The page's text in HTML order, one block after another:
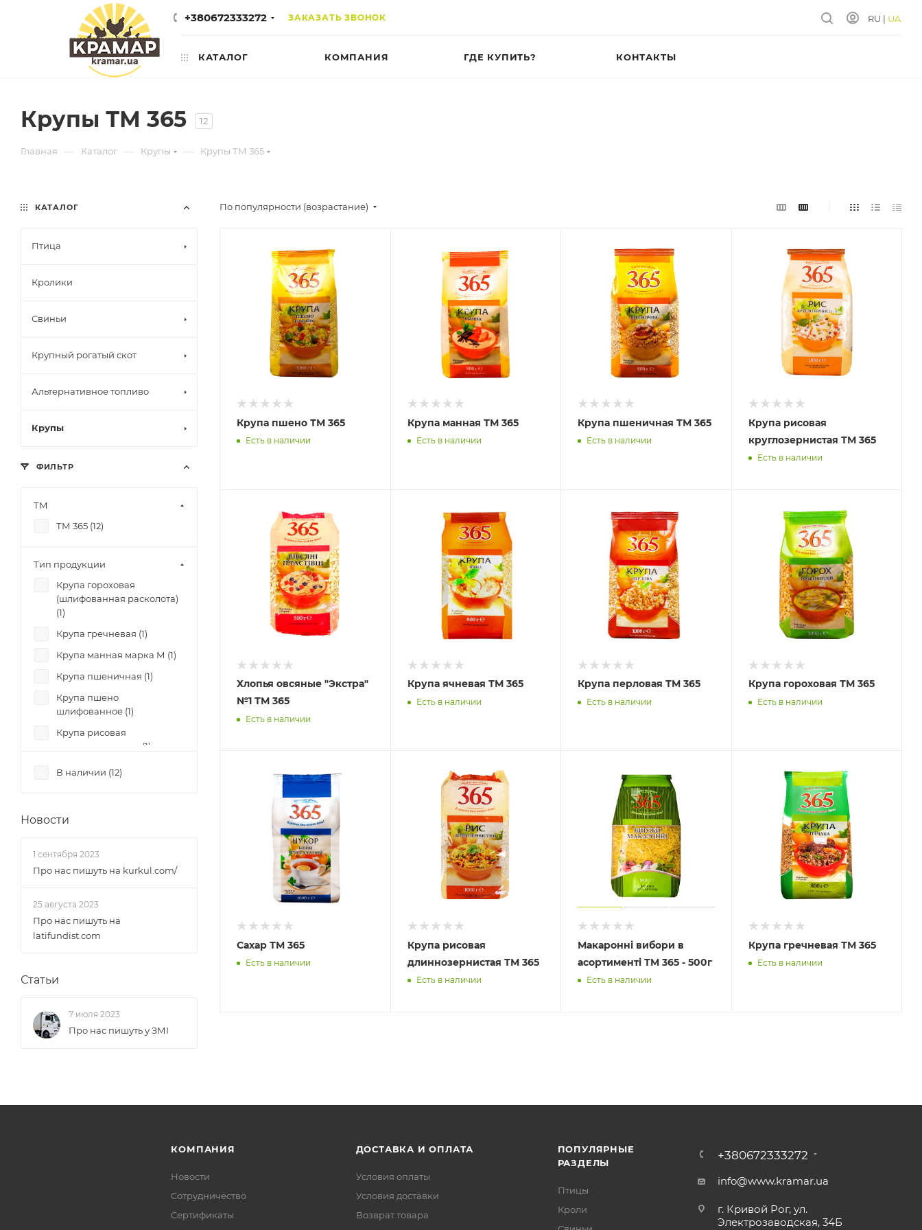
+380672333272 ЗАКАЗАТЬ ЗВОНОК RU | UA
КАТАЛОГ КОМПАНИЯ ГДЕ КУПИТЬ? КОНТАКТЫ
Крупы ТМ 365 12
Главная — Каталог — Крупы — Крупы ТМ 365
По популярности (возрастание)
Крупа пшено ТМ 365
Есть в наличии
Крупа манная ТМ 365
Есть в наличии
Крупа пшеничная ТМ 365
Есть в наличии
Крупа рисовая
круглозернистая ТМ 365
Есть в наличии
Хлопья овсяные "Экстра"
№1 ТМ 365
Есть в наличии
Крупа ячневая ТМ 365
Есть в наличии
Крупа перловая ТМ 365
Есть в наличии
Крупа гороховая ТМ 365
Есть в наличии
Сахар ТМ 365
Есть в наличии
Крупа рисовая
длиннозернистая ТМ 365
Есть в наличии
Макаронні вибори в
асортименті ТМ 365 - 500г
Есть в наличии
Крупа гречневая ТМ 365
Есть в наличии
КАТАЛОГ
Птица
Кролики
Свиньи
Крупный рогатый скот
Альтернативное топливо
Крупы
ФИЛЬТР
ТМ
ТМ 365 (12)
Тип продукции
Крупа гороховая
(шлифованная расколота)
(1)
Крупа гречневая (1)
Крупа манная марка М (1)
Крупа пшеничная (1)
Крупа пшено
шлифованное (1)
Крупа рисовая
длиннозернистая (1)
Крупа ячменная перловая
№2 (
группа Б, класс - Экстра М
Рис круглозернистый
шлифованный (
Сахар белый
В наличии (12)
Новости
1 сентября 2023
Про нас пишуть на kurkul.com/
25 августа 2023
Про нас пишуть на
latifundist.com
Статьи
7 июля 2023
Про нас пишуть у ЗМІ
КОМПАНИЯ
Новости
Сотрудничество
Сертификаты
ДОСТАВКА И ОПЛАТА
Условия оплаты
Условия доставки
Возврат товара
ПОПУЛЯРНЫЕ
РАЗДЕЛЫ
Птицы
Кроли
+380672333272
info@www.kramar.ua
г. Кривой Рог, ул.
Электрозаводская, 34Б